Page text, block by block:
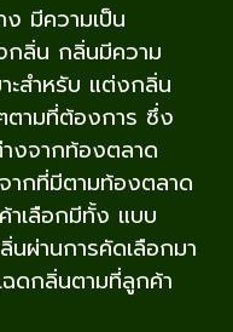
มีความเป็น
กลิ่น กลิ่นมีความ
ะสำหรับ แต่งกลิ่น
ตามที่ต้องการ ซึ่ง
งจากท้องตลาด
ากที่มีตามท้องตลาด
าเลือกมีทั้ง แบบ
ผ่านการคัดเลือกมา
ฉดกลิ่นตามที่ลูกค้า